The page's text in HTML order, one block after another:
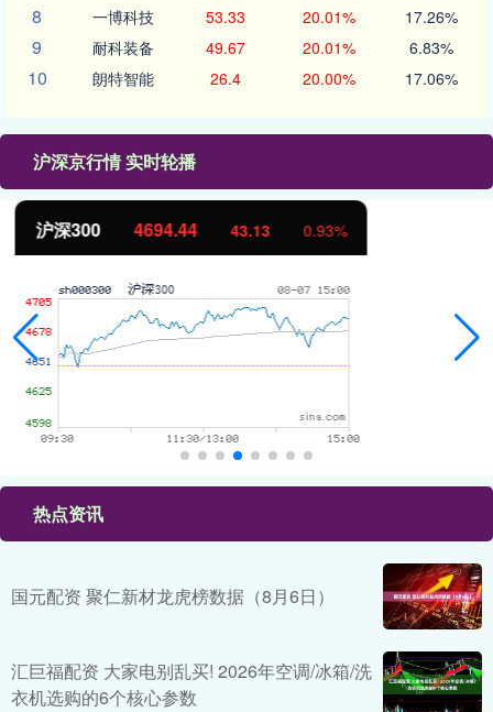
8 一博科技 53.33 20.01% 17.26%
9 耐科装备 49.67 20.01% 6.83%
10 朗特智能 26.4 20.00% 17.06%
沪深京行情 实时轮播
北证50 1134.24 11.37
热点资讯
国元配资 聚仁新材龙虎榜数据（8月6日）
汇巨福配资 大家电别乱买! 2026年空调/冰箱/洗
衣机选购的6个核心参数